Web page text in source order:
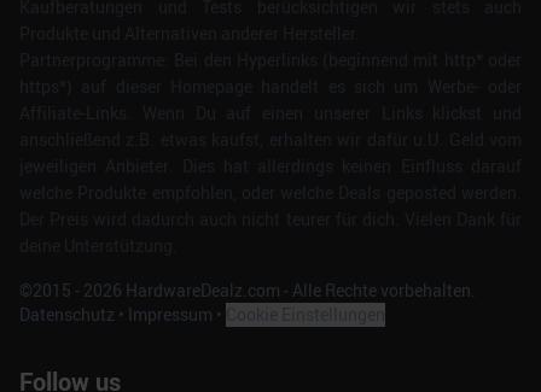
©2015 - 2026 HardwareDealz.com - Alle Rechte vorbehalten.
Datenschutz • Impressum •
Follow us